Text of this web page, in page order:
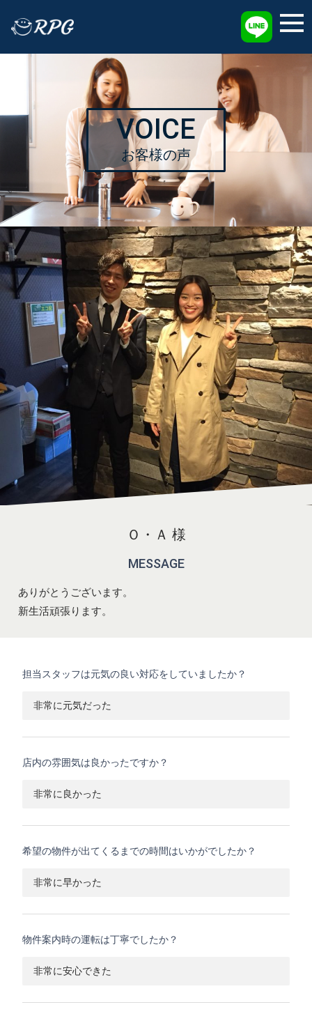
VOICE
お客様の声
Ｏ・Ａ 様
MESSAGE
ありがとうございます。
新生活頑張ります。
担当スタッフは元気の良い対応をしていましたか？
非常に元気だった
店内の雰囲気は良かったですか？
非常に良かった
希望の物件が出てくるまでの時間はいかがでしたか？
非常に早かった
物件案内時の運転は丁寧でしたか？
非常に安心できた